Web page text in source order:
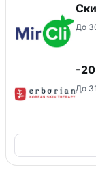
До
-
До